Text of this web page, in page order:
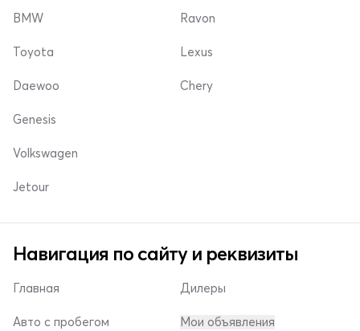
BMW
Toyota
Daewoo
Ravon
Lexus
Chery
Genesis
Volkswagen
Jetour
Навигация по сайту и реквизиты
Главная
Авто с пробегом
Дилеры
Мои объявления